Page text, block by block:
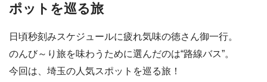
ポットを巡る旅
日頃秒刻みスケジュールに疲れ気味の徳さん御一行。
のんび～り旅を味わうために選んだのは“路線バス”。
今回は、埼玉の人気スポットを巡る旅！